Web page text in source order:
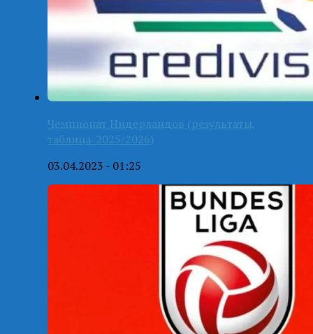
Чемпионат Нидерландов (результаты,
таблица-2025/2026)
03.04.2023 - 01:25